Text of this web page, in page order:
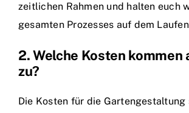
zeitlichen Rahmen und halten euch
gesamten Prozesses auf dem
2. Welche Kosten kommen
zu?
Die Kosten für die Gartengestaltung